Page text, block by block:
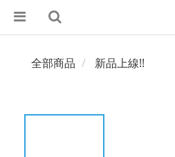
全部商品 新品上線!!